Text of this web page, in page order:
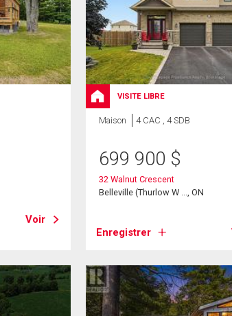
Voir
VISITE LIBRE
Maison 4 CAC , 4 SDB
699 900 $
32 Walnut Crescent
Belleville (Thurlow W ..., ON
Enregistrer